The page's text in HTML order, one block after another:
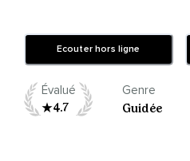
Ecouter hors ligne
Évalué
4.7
Genre
Guidée